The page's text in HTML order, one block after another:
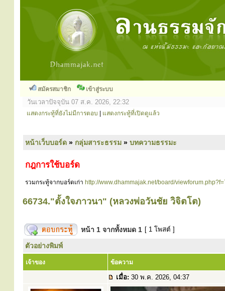
สมัครสมาชิก เข้าสู่ระบบ
วันเวลาปัจจุบัน 07 ส.ค. 2026, 22:32
แสดงกระทู้ที่ยังไม่มีการตอบ แสดงกระทู้ที่เปิดดูแล้ว
หน้าเว็บบอร์ด » กลุ่มสาระธรรม » บทความธรรมะ
กฎการใช้บอร์ด
รวมกระทู้จากบอร์ดเก่า http://www.dhammajak.net/board/
66734."ตั้งใจภาวนา" (หลวงพ่อวันชัย วิจิตโต)
หน้า 1 จากทั้งหมด 1 [ 1 โพสต์ ]
ตัวอย่างพิมพ์
เจ้าของ ข้อความ
เมื่อ: 30 พ.ค. 2026, 04:37